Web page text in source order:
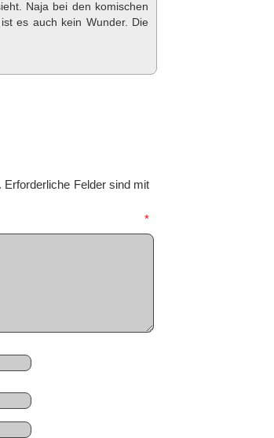
Naja bei den komischen
es auch kein Wunder. Die
Erforderliche Felder sind mit
*